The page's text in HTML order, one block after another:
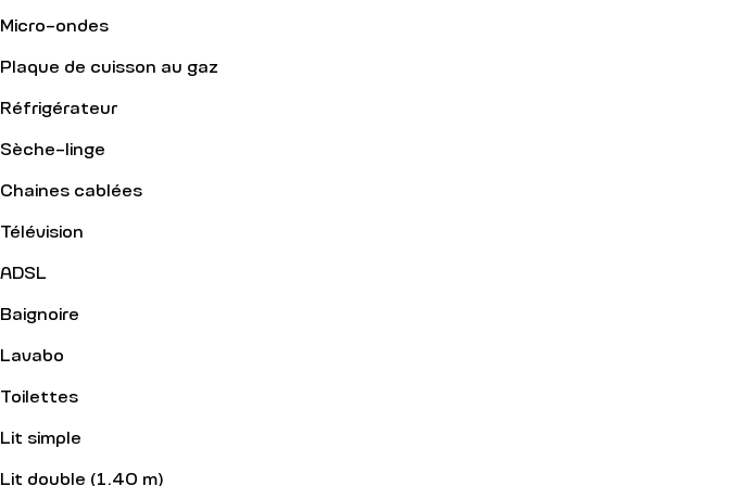
Micro-ondes
Plaque de cuisson au gaz
Réfrigérateur
Sèche-linge
Chaines cablées
Télévision
ADSL
Baignoire
Lavabo
Toilettes
Lit simple
Lit double (1.40 m)